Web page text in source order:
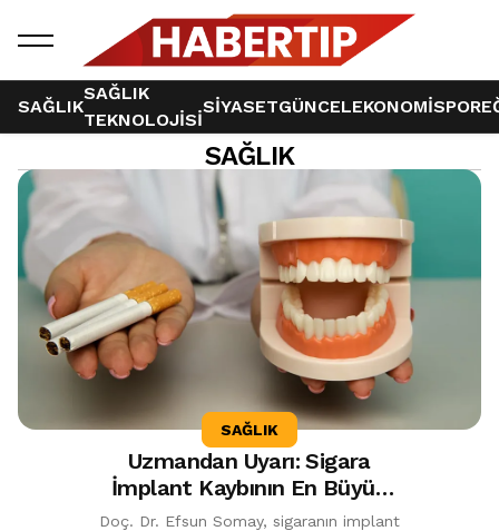
SAĞLIK
SAĞLIK
TEKNOLOJİSİ
SİYASETGÜNCELEKONOMİSPOR
SAĞLIK
126 haber bulundu
SAĞLIK
Uzmandan Uyarı: Sigara
İmplant Kaybının En Büyük
Nedeni
Doç. Dr. Efsun Somay, sigaranın implant